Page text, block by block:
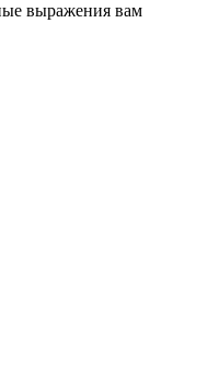
выражения вам